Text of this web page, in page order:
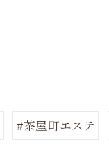
#茶屋町エステ